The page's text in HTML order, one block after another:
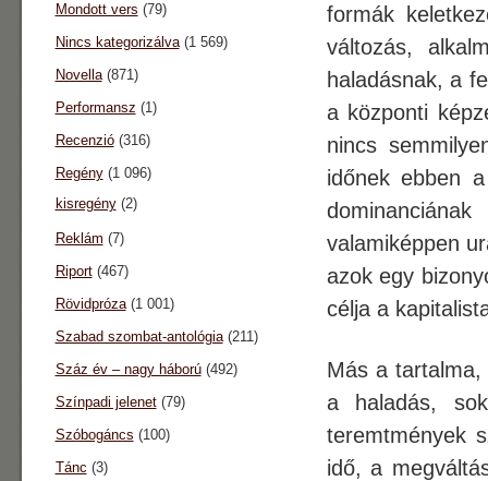
formák
változás,
haladásnak, a
a központi
nincs
időnek ebben
valamiképpen
azok egy
célja a
Más a
a haladás,
teremtmények
idő, a
Mondott vers (79)
Nincs kategorizálva(1 569)
Novella(871)
Performansz (1)
Recenzió(316)
Regény(1 096)
kisregény(2)
Reklám (7)
Riport(467)
Rövidpróza(1 001)
Szabad szombat-antológia(211)
Száz év – nagy háború(492)
Színpadi jelenet(79)
Szóbogáncs (100)
Tánc (3)